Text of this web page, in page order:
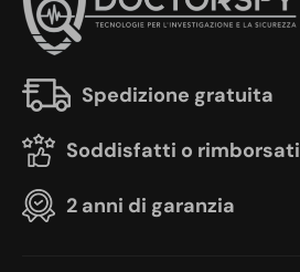
Spedizione gratuita
Soddisfatti o rimborsati
2 anni di garanzia